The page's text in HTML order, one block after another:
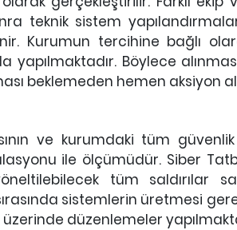
teknik sistem
Kurumun tercihine bağlı
yapılmaktadır. Böylece
beklemeden hemen aksiyon
ve kurumdaki tüm
ile ölçümüdür. Siber
tüm saldırılar
sistemlerin üretmesi
düzenlemeler